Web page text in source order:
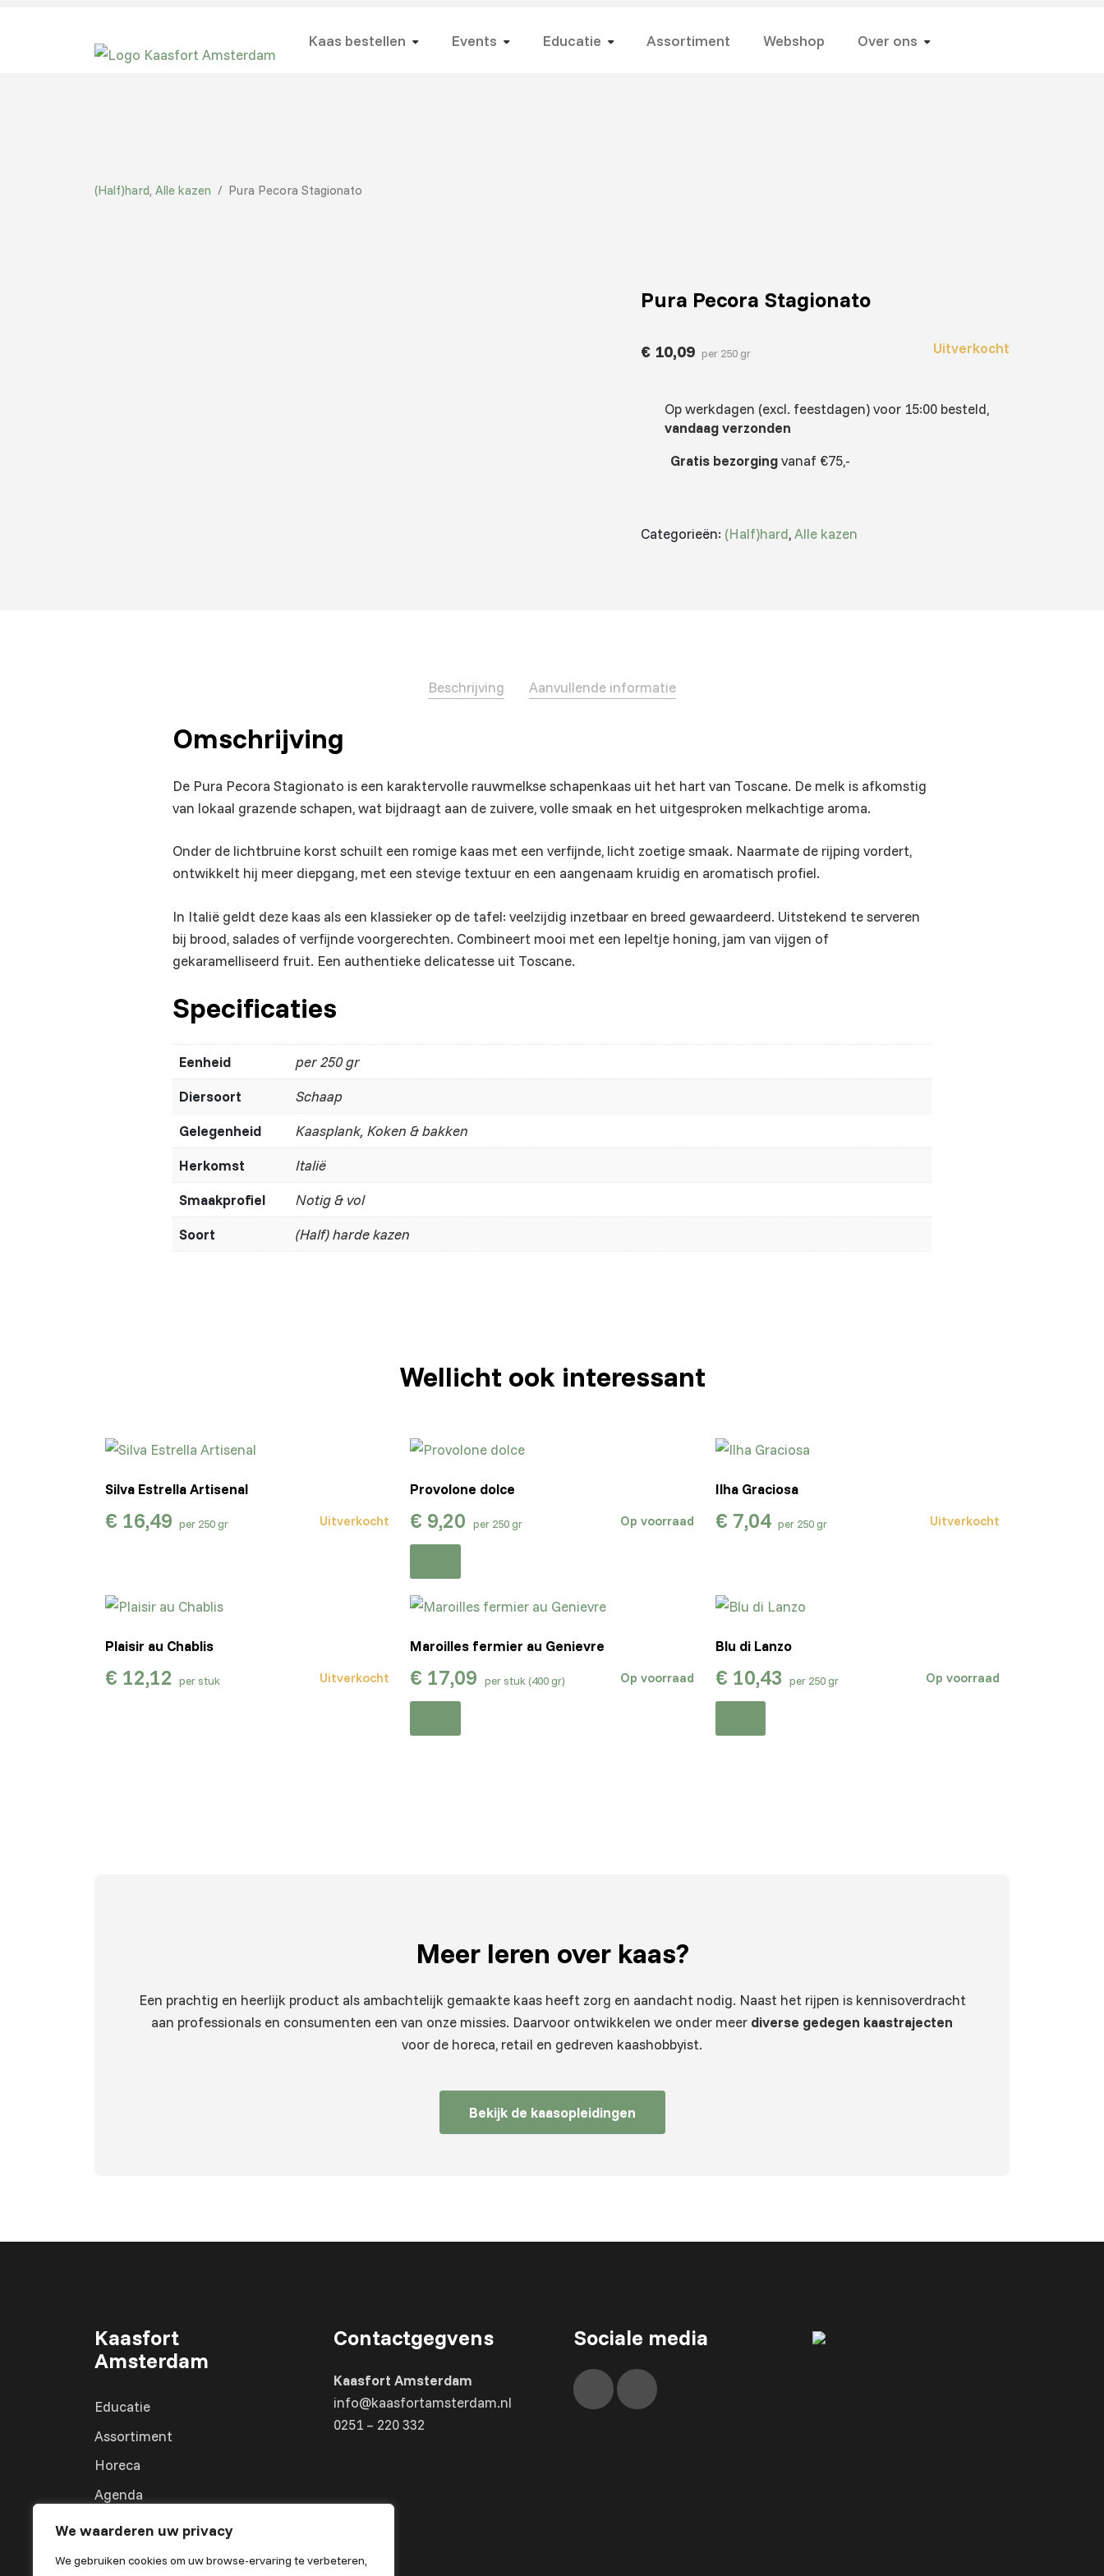
We waarderen uw privacy
We gebruiken cookies om uw browse-ervaring te verbeteren,
Kaas bestellen Events Educatie Assortiment Webshop Over ons
(Half)hard, Alle kazen /Pura Pecora Stagionato
Pura Pecora Stagionato
€10,09 per 250 gr Uitverkocht
Op werkdagen (excl. feestdagen) voor 15:00 besteld,
vandaag verzonden
Gratis bezorgingvanaf €75,-
Categorieën: (Half)hard,Alle kazen
Beschrijving Aanvullende informatie
Omschrijving
De Pura Pecora Stagionato is een karaktervolle rauwmelkse schapenkaas uit het hart van Toscane. De melk is afkomstig
van lokaal grazende schapen, wat bijdraagt aan de zuivere, volle smaak en het uitgesproken melkachtige aroma.
Onder de lichtbruine korst schuilt een romige kaas met een verfijnde, licht zoetige smaak. Naarmate de rijping vordert,
ontwikkelt hij meer diepgang, met een stevige textuur en een aangenaam kruidig en aromatisch profiel.
In Italië geldt deze kaas als een klassieker op de tafel: veelzijdig inzetbaar en breed gewaardeerd. Uitstekend te serveren
bij brood, salades of verfijnde voorgerechten. Combineert mooi met een lepeltje honing, jam van vijgen of
gekaramelliseerd fruit. Een authentieke delicatesse uit Toscane.
Specificaties
Eenheid
per 250 gr
Diersoort
Schaap
Gelegenheid
Kaasplank, Koken & bakken
Herkomst
Italië
Smaakprofiel
Notig & vol
Soort
(Half) harde kazen
Wellicht ook interessant
Silva Estrella Artisenal
€ 16,49 per 250 gr Uitverkocht
Provolone dolce
€ 9,20 per 250 gr Op voorraad
Ilha Graciosa
€ 7,04 per 250 gr Uitverkocht
Plaisir au Chablis
€ 12,12 per stuk Uitverkocht
Maroilles fermier au Genievre
€ 17,09 per stuk (400 gr) Op voorraad
Blu di Lanzo
€ 10,43 per 250 gr Op voorraad
Meer leren over kaas?
Een prachtig en heerlijk product als ambachtelijk gemaakte kaas heeft zorg en aandacht nodig. Naast het rijpen is kennisoverdracht
aan professionals en consumenten een van onze missies. Daarvoor ontwikkelen we onder meer diverse gedegen kaastrajecten
voor de horeca, retail en gedreven kaashobbyist.
Bekijk de kaasopleidingen
Kaasfort
Amsterdam
Educatie
Assortiment
Horeca
Agenda
Over ons
Contactgegvens
Kaasfort Amsterdam
info@kaasfortamsterdam.nl
0251 – 220 332
Sociale media